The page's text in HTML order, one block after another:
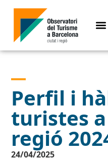
Perfil i
turistes
regió
24/04/2025